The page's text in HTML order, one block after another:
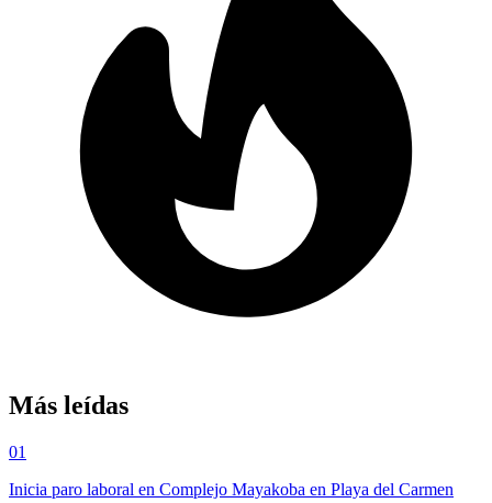
Más leídas
01
Inicia paro laboral en Complejo Mayakoba en Playa del Carmen